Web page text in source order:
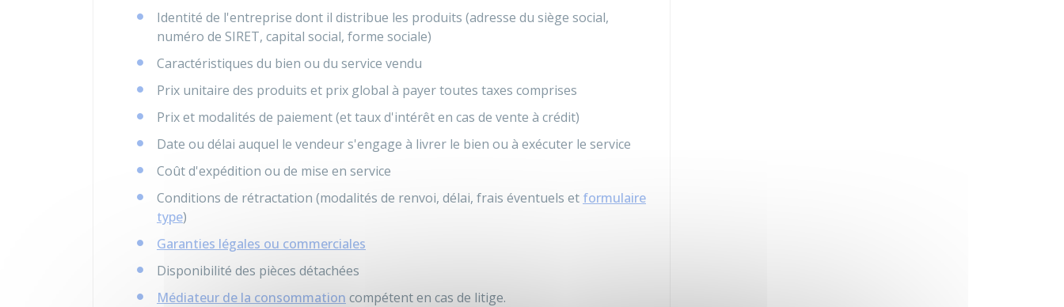
Identité de l'entreprise dont il distribue les produits (adresse du siège social,
numéro de SIRET, capital social, forme sociale)
Caractéristiques du bien ou du service vendu
Prix unitaire des produits et prix global à payer toutes taxes comprises
Prix et modalités de paiement (et taux d'intérêt en cas de vente à crédit)
Date ou délai auquel le vendeur s'engage à livrer le bien ou à exécuter le service
Coût d'expédition ou de mise en service
Conditions de rétractation (modalités de renvoi, délai, frais éventuels et formulaire
type)
Garanties légales ou commerciales
Disponibilité des pièces détachées
Médiateur de la consommation compétent en cas de litige.